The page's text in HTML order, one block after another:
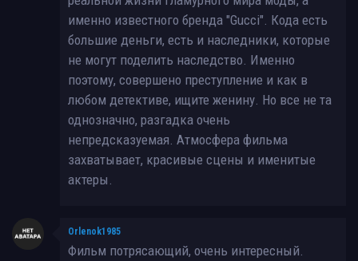
именно известного бренда "Gucci". Кода есть
большие деньги, есть и наследники, которые
не могут поделить наследство. Именно
поэтому, совершено преступление и как в
любом детективе, ищите женину. Но все не та
однозначно, разгадка очень
непредсказуемая. Атмосфера фильма
захватывает, красивые сцены и именитые
актеры.
Orlenok1985
Фильм потрясающий, очень интересный.